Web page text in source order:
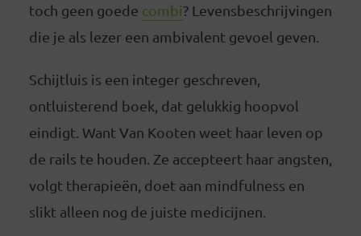
toch geen goede combi? Levensbeschrijvingen
die je als lezer een ambivalent gevoel geven.
Schijtluis is een integer geschreven,
ontluisterend boek, dat gelukkig hoopvol
eindigt. Want Van Kooten weet haar leven op
de rails te houden. Ze accepteert haar angsten,
volgt therapieën, doet aan mindfulness en
slikt alleen nog de juiste medicijnen.